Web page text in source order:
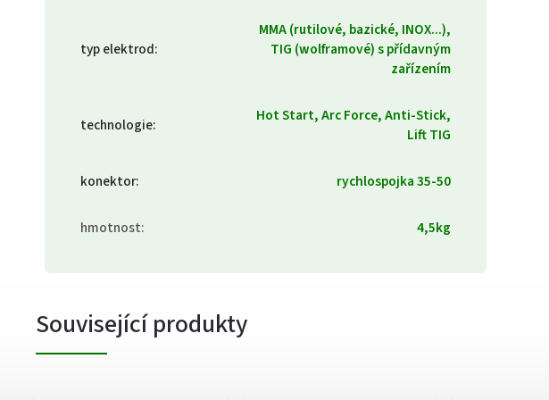
typ elektrod:
MMA (rutilové, bazické, INOX...),
TIG (wolframové) s přídavným
zařízením
technologie:
Hot Start, Arc Force, Anti-Stick,
Lift TIG
konektor: rychlospojka 35-50
hmotnost: 4,5kg
Související produkty